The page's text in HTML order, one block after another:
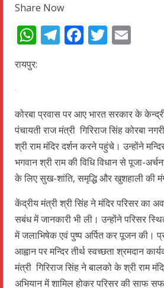
Share Now
WhatsApp
Telegram
Facebook
Twitter
रायपुर:
कोरबा प्रवास पर आए भारत सरकार के
पंचायती राज मंत्री गिरिराज सिंह कोरबा
श्री राम मंदिर दर्शन करने पहुंचे। उन्होंने
भगवान श्री राम की विधि विधान से पूजा-
के लिए सुख-शांति, समृद्धि और खुशहाली की
केंद्रीय मंत्री श्री सिंह ने मंदिर परिसर का
सबंध में जानकारी भी ली। उन्होंने परिसर
में जलाभिषेक एवं पुष्प अर्पित कर पूजन की।
आह्वान पर मन्दिर तीर्थ स्वच्छता श्रमदान
मंत्री गिरिराज सिंह ने बालको के श्री राम
अभियान में शामिल होकर परिसर की साफ